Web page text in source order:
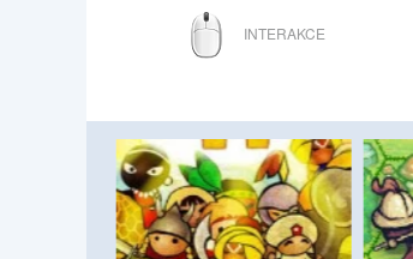
MYŠ
INTERAKCE